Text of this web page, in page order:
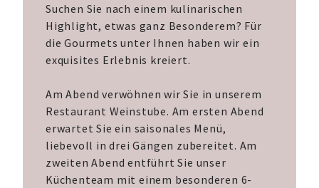
Suchen Sie nach einem kulinarischen
Highlight, etwas ganz Besonderem? Für
die Gourmets unter Ihnen haben wir ein
exquisites Erlebnis kreiert.
Am Abend verwöhnen wir Sie in unserem
Restaurant Weinstube. Am ersten Abend
erwartet Sie ein saisonales Menü,
liebevoll in drei Gängen zubereitet. Am
zweiten Abend entführt Sie unser
Küchenteam mit einem besonderen 6-